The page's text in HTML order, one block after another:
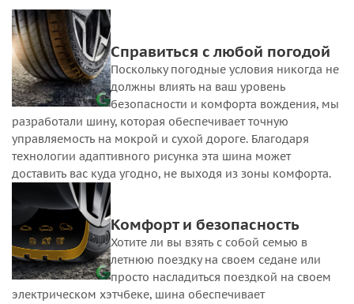
Cправиться с любой погодой
Поскольку погодные условия никогда не
должны влиять на ваш уровень
безопасности и комфорта вождения, мы
разработали шину, которая обеспечивает точную
управляемость на мокрой и сухой дороге. Благодаря
технологии адаптивного рисунка эта шина может
доставить вас куда угодно, не выходя из зоны комфорта.
Комфорт и безопасность
Хотите ли вы взять с собой семью в
летнюю поездку на своем седане или
просто насладиться поездкой на своем
электрическом хэтчбеке, шина обеспечивает